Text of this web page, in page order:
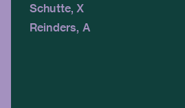
Schutte, X
Reinders, A